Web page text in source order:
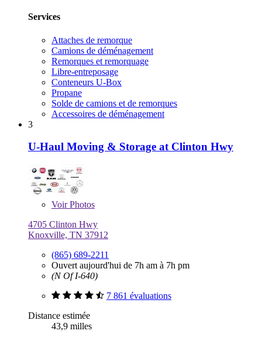
Services
Attaches de remorque
Camions de déménagement
Remorques et remorquage
Libre-entreposage
Conteneurs U-Box
Propane
Solde de camions et de remorques
Accessoires de déménagement
3
U-Haul Moving & Storage at Clinton Hwy
VoirPhotos
4705 Clinton Hwy
Knoxville, TN 37912
(865) 689-2211
Ouvert aujourd'hui de 7h am à 7h pm
(N Of I-640)
7 861 évaluations
Distance estimée
43,9 milles